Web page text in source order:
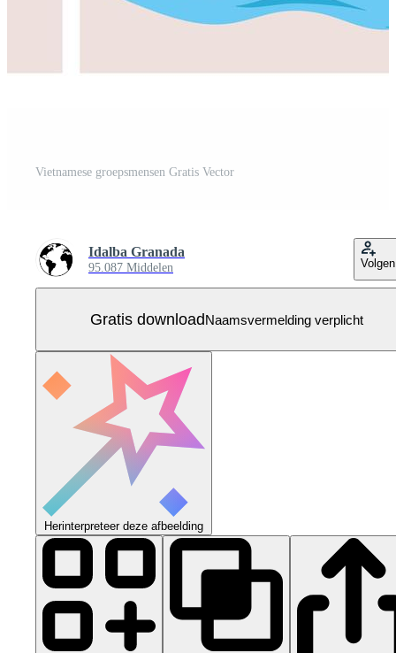
Vietnamese groepsmensen Gratis Vector
Idalba Granada
95.087 Middelen Volgen
Gratis downloadNaamsvermelding verplicht
Herinterpreteer deze afbeelding